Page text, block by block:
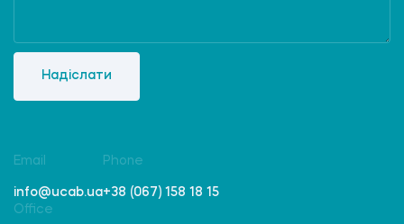
Надіслати
Email
info@ucab.ua
Phone
+38 (067) 158 18 15
Office